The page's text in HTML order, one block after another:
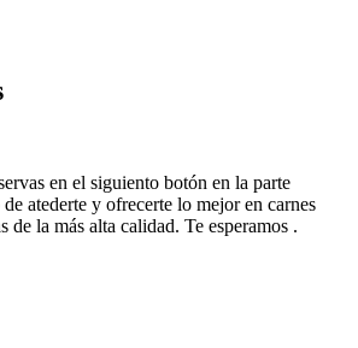
en el siguiento botón en la parte
atederte y ofrecerte lo mejor en carnes
de la más alta calidad. Te esperamos .